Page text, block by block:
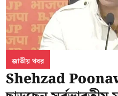
জাতীয় খবর
Shehzad
CPIM:
ভোট